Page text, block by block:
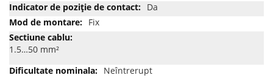
Da
Fix
1.5…50 mm²
Neîntrerupt